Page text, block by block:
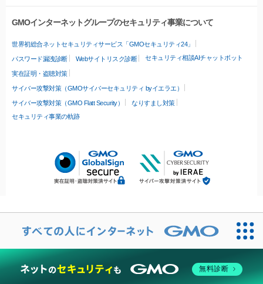
GMOインターネットグループのセキュリティ事業について
世界初総合ネットセキュリティサービス「GMOセキュリティ24」
パスワード漏洩診断 Webサイトリスク診断 セキュリティ相談AIチャットボット
実在証明・盗聴対策
サイバー攻撃対策（GMOサイバーセキュリティ byイエラエ）
サイバー攻撃対策（GMO Flatt Security）
なりすまし対策
セキュリティ事業の軌跡
無料診断